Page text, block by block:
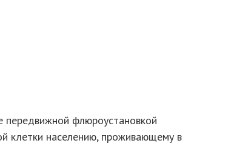
передвижной флюроустановкой
клетки населению, проживающему в